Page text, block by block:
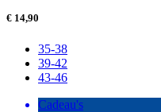
€ 14,90
35-38
39-42
43-46
Cadeau's